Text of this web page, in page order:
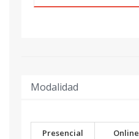
Modalidad
Presencial Online